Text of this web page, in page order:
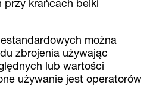
przy krańcach belki
można
zbrojenia używając
lub wartości
używanie jest operatorów